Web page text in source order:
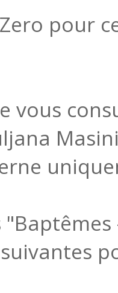
pour
vous